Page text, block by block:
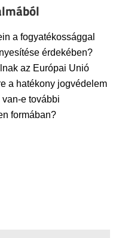
a fogyatékossággal
érdekében?
az Európai Unió
a hatékony jogvédelem
e további
formában?